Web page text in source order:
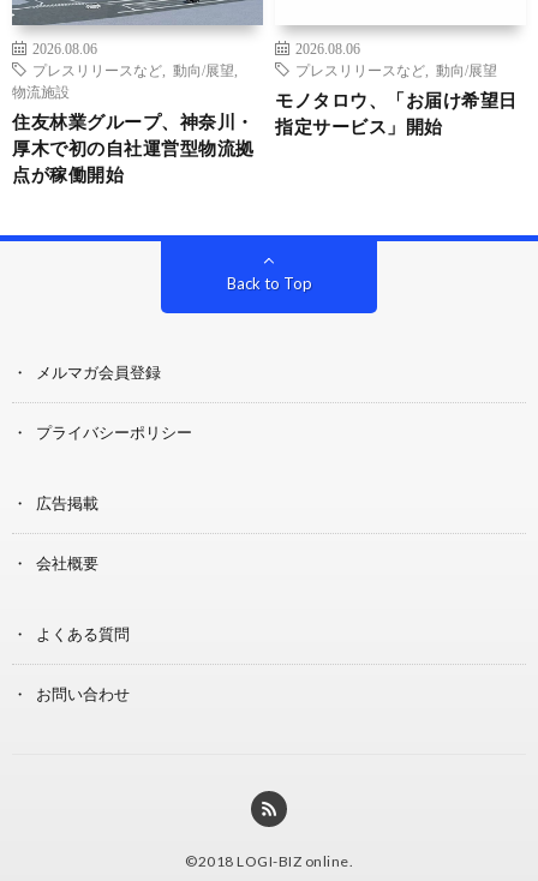
2026.08.06
プレスリリースなど
動向/展望
物流施設
住友林業グループ、神奈川・
厚木で初の自社運営型物流拠
点が稼働開始
2026.08.06
プレスリリースなど
動向/展望
モノタロウ、「お届け希望日
指定サービス」開始
Back to Top
メルマガ会員登録
プライバシーポリシー
広告掲載
会社概要
よくある質問
お問い合わせ
©2018 LOGI-BIZ online